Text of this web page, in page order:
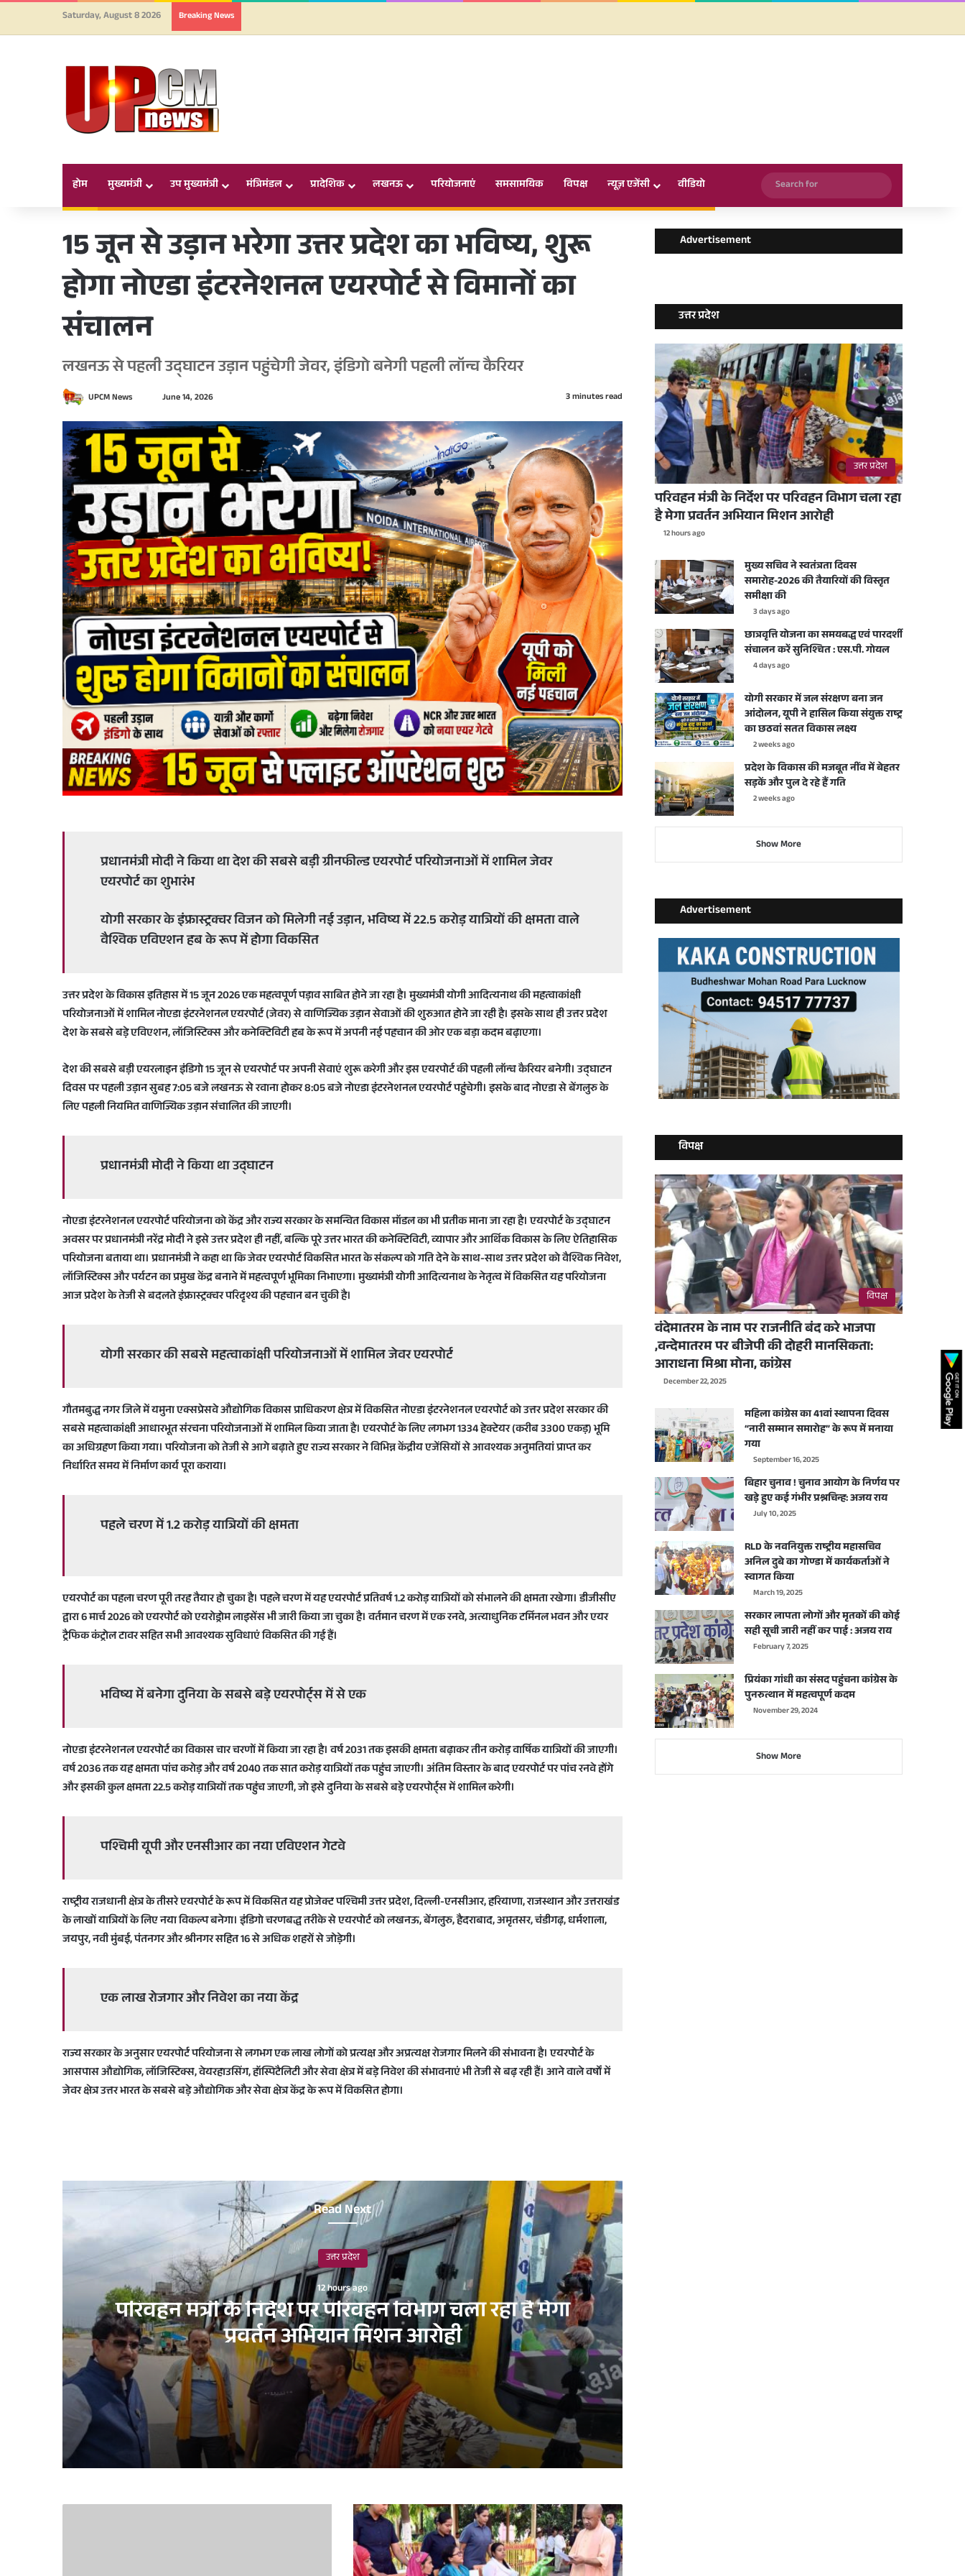
Saturday, August 8 2026 Breaking News
होम मुख्यमंत्री उप मुख्यमंत्री मंत्रिमंडल प्रादेशिक लखनऊ परियोजनाएं समसामयिक विपक्ष न्यूज़ एजेंसी वीडियो
Search
for
15 जून से उड़ान भरेगा उत्तर प्रदेश का भविष्य, शुरू
होगा नोएडा इंटरनेशनल एयरपोर्ट से विमानों का
संचालन
लखनऊ से पहली उद्घाटन उड़ान पहुंचेगी जेवर, इंडिगो बनेगी पहली लॉन्च कैरियर
UPCM News
n
d
a
n
e
m
a
i
June 14, 2026 3 minutes read
प्रधानमंत्री मोदी ने किया था देश की सबसे बड़ी ग्रीनफील्ड एयरपोर्ट परियोजनाओं में शामिल जेवर
एयरपोर्ट का शुभारंभ
योगी सरकार के इंफ्रास्ट्रक्चर विजन को मिलेगी नई उड़ान, भविष्य में 22.5 करोड़ यात्रियों की क्षमता वाले
वैश्विक एविएशन हब के रूप में होगा विकसित
उत्तर प्रदेश के विकास इतिहास में 15 जून 2026 एक महत्वपूर्ण पड़ाव साबित होने जा रहा है। मुख्यमंत्री योगी आदित्यनाथ की महत्वाकांक्षी
परियोजनाओं में शामिल नोएडा इंटरनेशनल एयरपोर्ट (जेवर) से वाणिज्यिक उड़ान सेवाओं की शुरुआत होने जा रही है। इसके साथ ही उत्तर प्रदेश
देश के सबसे बड़े एविएशन, लॉजिस्टिक्स और कनेक्टिविटी हब के रूप में अपनी नई पहचान की ओर एक बड़ा कदम बढ़ाएगा।
देश की सबसे बड़ी एयरलाइन इंडिगो 15 जून से एयरपोर्ट पर अपनी सेवाएं शुरू करेगी और इस एयरपोर्ट की पहली लॉन्च कैरियर बनेगी। उद्घाटन
दिवस पर पहली उड़ान सुबह 7:05 बजे लखनऊ से रवाना होकर 8:05 बजे नोएडा इंटरनेशनल एयरपोर्ट पहुंचेगी। इसके बाद नोएडा से बेंगलुरु के
लिए पहली नियमित वाणिज्यिक उड़ान संचालित की जाएगी।
प्रधानमंत्री मोदी ने किया था उद्घाटन
नोएडा इंटरनेशनल एयरपोर्ट परियोजना को केंद्र और राज्य सरकार के समन्वित विकास मॉडल का भी प्रतीक माना जा रहा है। एयरपोर्ट के उद्घाटन
अवसर पर प्रधानमंत्री नरेंद्र मोदी ने इसे उत्तर प्रदेश ही नहीं, बल्कि पूरे उत्तर भारत की कनेक्टिविटी, व्यापार और आर्थिक विकास के लिए ऐतिहासिक
परियोजना बताया था। प्रधानमंत्री ने कहा था कि जेवर एयरपोर्ट विकसित भारत के संकल्प को गति देने के साथ-साथ उत्तर प्रदेश को वैश्विक निवेश,
लॉजिस्टिक्स और पर्यटन का प्रमुख केंद्र बनाने में महत्वपूर्ण भूमिका निभाएगा। मुख्यमंत्री योगी आदित्यनाथ के नेतृत्व में विकसित यह परियोजना
आज प्रदेश के तेजी से बदलते इंफ्रास्ट्रक्चर परिदृश्य की पहचान बन चुकी है।
योगी सरकार की सबसे महत्वाकांक्षी परियोजनाओं में शामिल जेवर एयरपोर्ट
गौतमबुद्ध नगर जिले में यमुना एक्सप्रेसवे औद्योगिक विकास प्राधिकरण क्षेत्र में विकसित नोएडा इंटरनेशनल एयरपोर्ट को उत्तर प्रदेश सरकार की
सबसे महत्वाकांक्षी आधारभूत संरचना परियोजनाओं में शामिल किया जाता है। एयरपोर्ट के लिए लगभग 1334 हेक्टेयर (करीब 3300 एकड़) भूमि
का अधिग्रहण किया गया। परियोजना को तेजी से आगे बढ़ाते हुए राज्य सरकार ने विभिन्न केंद्रीय एजेंसियों से आवश्यक अनुमतियां प्राप्त कर
निर्धारित समय में निर्माण कार्य पूरा कराया।
पहले चरण में 1.2 करोड़ यात्रियों की क्षमता
एयरपोर्ट का पहला चरण पूरी तरह तैयार हो चुका है। पहले चरण में यह एयरपोर्ट प्रतिवर्ष 1.2 करोड़ यात्रियों को संभालने की क्षमता रखेगा। डीजीसीए
द्वारा 6 मार्च 2026 को एयरपोर्ट को एयरोड्रोम लाइसेंस भी जारी किया जा चुका है। वर्तमान चरण में एक रनवे, अत्याधुनिक टर्मिनल भवन और एयर
ट्रैफिक कंट्रोल टावर सहित सभी आवश्यक सुविधाएं विकसित की गई हैं।
भविष्य में बनेगा दुनिया के सबसे बड़े एयरपोर्ट्स में से एक
नोएडा इंटरनेशनल एयरपोर्ट का विकास चार चरणों में किया जा रहा है। वर्ष 2031 तक इसकी क्षमता बढ़ाकर तीन करोड़ वार्षिक यात्रियों की जाएगी।
वर्ष 2036 तक यह क्षमता पांच करोड़ और वर्ष 2040 तक सात करोड़ यात्रियों तक पहुंच जाएगी। अंतिम विस्तार के बाद एयरपोर्ट पर पांच रनवे होंगे
और इसकी कुल क्षमता 22.5 करोड़ यात्रियों तक पहुंच जाएगी, जो इसे दुनिया के सबसे बड़े एयरपोर्ट्स में शामिल करेगी।
पश्चिमी यूपी और एनसीआर का नया एविएशन गेटवे
राष्ट्रीय राजधानी क्षेत्र के तीसरे एयरपोर्ट के रूप में विकसित यह प्रोजेक्ट पश्चिमी उत्तर प्रदेश, दिल्ली-एनसीआर, हरियाणा, राजस्थान और उत्तराखंड
के लाखों यात्रियों के लिए नया विकल्प बनेगा। इंडिगो चरणबद्ध तरीके से एयरपोर्ट को लखनऊ, बेंगलुरु, हैदराबाद, अमृतसर, चंडीगढ़, धर्मशाला,
जयपुर, नवी मुंबई, पंतनगर और श्रीनगर सहित 16 से अधिक शहरों से जोड़ेगी।
एक लाख रोजगार और निवेश का नया केंद्र
राज्य सरकार के अनुसार एयरपोर्ट परियोजना से लगभग एक लाख लोगों को प्रत्यक्ष और अप्रत्यक्ष रोजगार मिलने की संभावना है। एयरपोर्ट के
आसपास औद्योगिक, लॉजिस्टिक्स, वेयरहाउसिंग, हॉस्पिटैलिटी और सेवा क्षेत्र में बड़े निवेश की संभावनाएं भी तेजी से बढ़ रही हैं। आने वाले वर्षों में
जेवर क्षेत्र उत्तर भारत के सबसे बड़े औद्योगिक और सेवा क्षेत्र केंद्र के रूप में विकसित होगा।
Read Next
उत्तर प्रदेश
12 hours ago
परिवहन मंत्री के निर्देश पर परिवहन विभाग चला रहा है मेगा
प्रवर्तन अभियान मिशन आरोही
12 hours ago
परिवहन मंत्री के निर्देश पर परिवहन विभाग चला रहा है मेगा प्रवर्तन अभियान मिशन आरोही
3 days ago
मुख्य सचिव ने स्वतंत्रता दिवस समारोह-2026 की तैयारियों की विस्तृत समीक्षा की
Advertisement
उत्तर प्रदेश
उत्तर प्रदेश
परिवहन मंत्री के निर्देश पर परिवहन विभाग चला रहा
है मेगा प्रवर्तन अभियान मिशन आरोही
12 hours ago
मुख्य सचिव ने स्वतंत्रता दिवस
समारोह-2026 की तैयारियों की विस्तृत
समीक्षा की
3 days ago
छात्रवृत्ति योजना का समयबद्ध एवं पारदर्शी
संचालन करें सुनिश्चित : एस.पी. गोयल
4 days ago
योगी सरकार में जल संरक्षण बना जन
आंदोलन, यूपी ने हासिल किया संयुक्त राष्ट्र
का छठवां सतत विकास लक्ष्य
2 weeks ago
प्रदेश के विकास की मजबूत नींव में बेहतर
सड़कें और पुल दे रहे हैं गति
2 weeks ago
Show More
Advertisement
विपक्ष
विपक्ष
वंदेमातरम के नाम पर राजनीति बंद करे भाजपा
,वन्देमातरम पर बीजेपी की दोहरी मानसिकता:
आराधना मिश्रा मोना, कांग्रेस
December 22, 2025
महिला कांग्रेस का 41वां स्थापना दिवस
“नारी सम्मान समारोह” के रूप में मनाया
गया
September 16, 2025
बिहार चुनाव ! चुनाव आयोग के निर्णय पर
खड़े हुए कई गंभीर प्रश्नचिन्ह: अजय राय
July 10, 2025
RLD के नवनियुक्त राष्ट्रीय महासचिव
अनिल दुबे का गोण्डा में कार्यकर्ताओं ने
स्वागत किया
March 19, 2025
सरकार लापता लोगों और मृतकों की कोई
सही सूची जारी नहीं कर पाई : अजय राय
February 7, 2025
प्रियंका गांधी का संसद पहुंचना कांग्रेस के
पुनरुत्थान में महत्वपूर्ण कदम
November 29, 2024
Show More